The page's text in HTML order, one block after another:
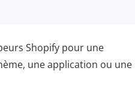
Shopify pour une
une application ou une